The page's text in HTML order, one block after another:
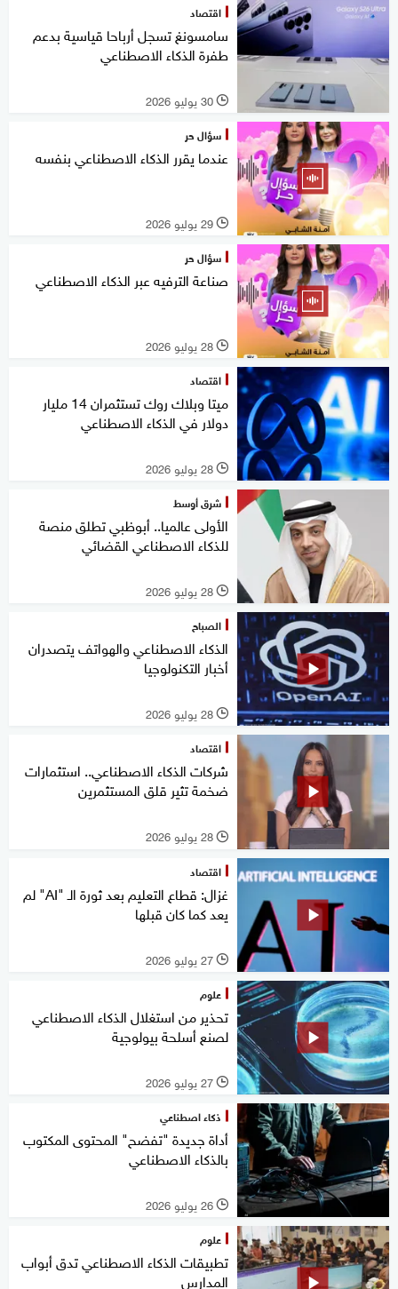
اقتصاد
سامسونغ تسجل أرباحا قياسية بدعم
طفرة الذكاء الاصطناعي
l 30 يوليو 2026
سؤال حر
عندما يقرر الذكاء الاصطناعي بنفسه
l 29 يوليو 2026
سؤال حر
صناعة الترفيه عبر الذكاء الاصطناعي
l 28 يوليو 2026
اقتصاد
ميتا وبلاك روك تستثمران 14 مليار
دولار في الذكاء الاصطناعي
l 28 يوليو 2026
شرق أوسط
الأولى عالميا.. أبوظبي تطلق منصة
للذكاء الاصطناعي القضائي
l 28 يوليو 2026
الصباح
الذكاء الاصطناعي والهواتف يتصدران
أخبار التكنولوجيا
l 28 يوليو 2026
اقتصاد
شركات الذكاء الاصطناعي.. استثمارات
ضخمة تثير قلق المستثمرين
l 28 يوليو 2026
اقتصاد
غزال: قطاع التعليم بعد ثورة الـ "AI" لم
يعد كما كان قبلها
l 27 يوليو 2026
علوم
تحذير من استغلال الذكاء الاصطناعي
لصنع أسلحة بيولوجية
l 27 يوليو 2026
ذكاء اصطناعي
أداة جديدة "تفضح" المحتوى المكتوب
بالذكاء الاصطناعي
l 26 يوليو 2026
علوم
تطبيقات الذكاء الاصطناعي تدق أبواب
المدارس